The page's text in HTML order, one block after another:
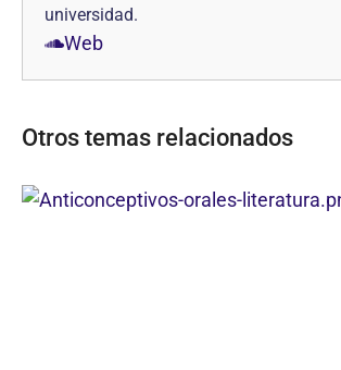
universidad.
Web
Otros temas relacionados